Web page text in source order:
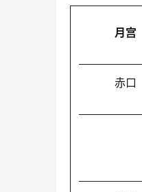
月宫
赤口